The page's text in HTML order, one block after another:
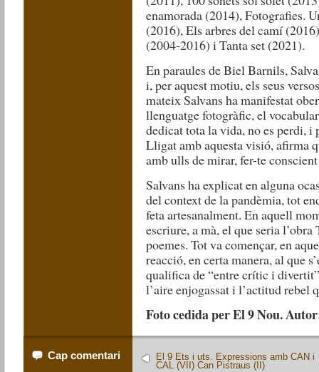
enamorada (2014), Fotografies.
(2016), Els arbres del camí
(2004-2016) i Tanta set (2021).
En paraules de Biel Barnils,
i, per aquest motiu, els seus
mateix Salvans ha manifestat
llenguatge fotogràfic, el
dedicat tota la vida, no es perdi, i
Lligat amb aquesta visió, afirma
amb ulls de mirar, fer-te
Salvans ha explicat en alguna
del context de la pandèmia, tot
feta artesanalment. En aquell
escriure, a mà, el que seria
poemes. Tot va començar, en
reacció, en certa manera, al que
qualifica de “entre crític i
l’aire enjogassat i l’actitud rebel
Foto cedida per El 9 Nou.
Cap comentari
El 9 Ets i uts. Expressions amb CAN i
CAL (VII) Can Pistraus (II)